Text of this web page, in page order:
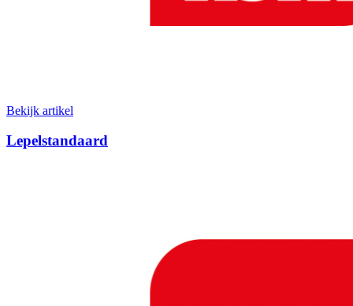
Bekijk artikel
Lepelstandaard